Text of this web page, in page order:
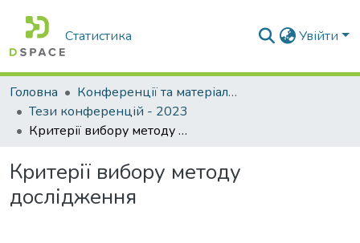
Статистика Увійти
Головна
Конференції та матеріали конференцій
Тези конференцій - 2023
Критерії вибору методу дослідження
Критерії вибору методу
дослідження